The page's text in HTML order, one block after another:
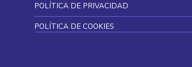
POLÍTICA DE PRIVACIDAD
POLÍTICA DE COOKIES